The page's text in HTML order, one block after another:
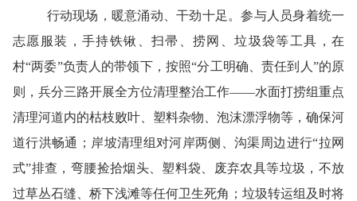
行动现场，暖意涌动、干劲十足。参与人员身着统一
志愿服装，手持铁锹、扫帚、捞网、垃圾袋等工具，在
村“两委”负责人的带领下，按照“分工明确、责任到人”的原
则，兵分三路开展全方位清理整治工作——水面打捞组重点
清理河道内的枯枝败叶、塑料杂物、泡沫漂浮物等，确保河
道行洪畅通；岸坡清理组对河岸两侧、沟渠周边进行“拉网
式”排查，弯腰捡拾烟头、塑料袋、废弃农具等垃圾，不放
过草丛石缝、桥下浅滩等任何卫生死角；垃圾转运组及时将